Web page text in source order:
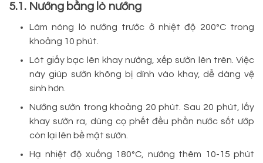
5.1. Nướng bằng lò nướng
Làm nóng lò nướng trước ở nhiệt độ 200°C trong
khoảng 10 phút.
Lót giấy bạc lên khay nướng, xếp sườn lên trên. Việc
này giúp sườn không bị dính vào khay, dễ dàng vệ
sinh hơn.
Nướng sườn trong khoảng 20 phút. Sau 20 phút, lấy
khay sườn ra, dùng cọ phết đều phần nước sốt ướp
còn lại lên bề mặt sườn.
Hạ nhiệt độ xuống 180°C, nướng thêm 10-15 phút